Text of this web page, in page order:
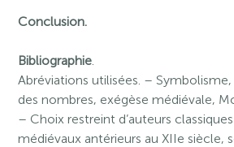
Conclusion.
Bibliographie.
Abréviations utilisées. –
des nombres, exégèse médiévale,
– Choix restreint d’auteurs
médiévaux antérieurs au XIIe siècle,